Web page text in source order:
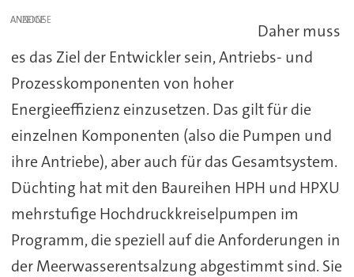
ANZEIGE
Daher muss
es das Ziel der Entwickler sein, Antriebs- und
Prozesskomponenten von hoher
Energieeffizienz einzusetzen. Das gilt für die
einzelnen Komponenten (also die Pumpen und
ihre Antriebe), aber auch für das Gesamtsystem.
Düchting hat mit den Baureihen HPH und HPXU
mehrstufige Hochdruckkreiselpumpen im
Programm, die speziell auf die Anforderungen in
der Meerwasserentsalzung abgestimmt sind. Sie